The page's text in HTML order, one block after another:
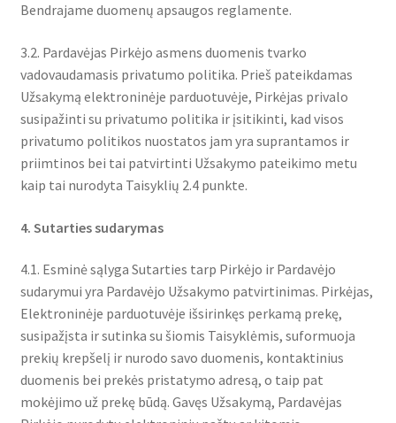
Bendrajame duomenų apsaugos reglamente.
3.2. Pardavėjas Pirkėjo asmens duomenis tvarko
vadovaudamasis privatumo politika. Prieš pateikdamas
Užsakymą elektroninėje parduotuvėje, Pirkėjas privalo
susipažinti su privatumo politika ir įsitikinti, kad visos
privatumo politikos nuostatos jam yra suprantamos ir
priimtinos bei tai patvirtinti Užsakymo pateikimo metu
kaip tai nurodyta Taisyklių 2.4 punkte.
4. Sutarties sudarymas
4.1. Esminė sąlyga Sutarties tarp Pirkėjo ir Pardavėjo
sudarymui yra Pardavėjo Užsakymo patvirtinimas. Pirkėjas,
Elektroninėje parduotuvėje išsirinkęs perkamą prekę,
susipažįsta ir sutinka su šiomis Taisyklėmis, suformuoja
prekių krepšelį ir nurodo savo duomenis, kontaktinius
duomenis bei prekės pristatymo adresą, o taip pat
mokėjimo už prekę būdą. Gavęs Užsakymą, Pardavėjas